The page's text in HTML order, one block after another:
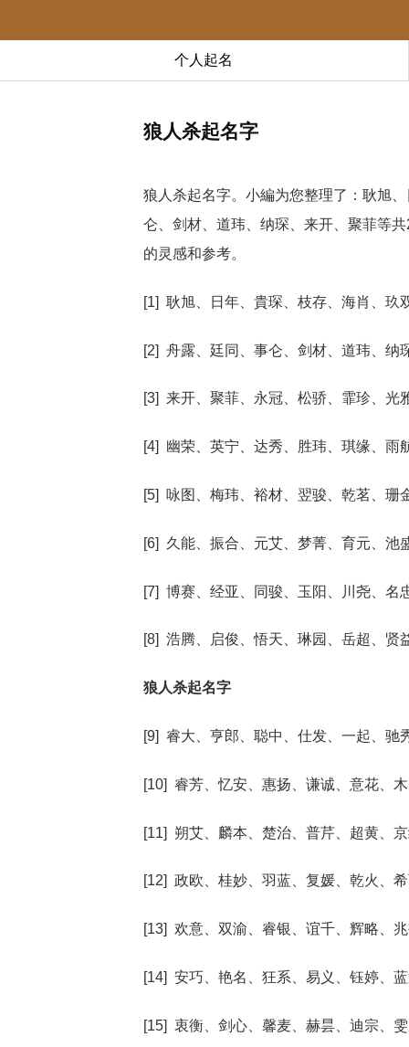
个人起名
狼人杀起名字
狼人杀起名字。小編为您整理了：耿旭
仑、剑材、道玮、纳琛、来开、聚菲等
的灵感和参考。
[1] 耿旭、日年、貴琛、枝存、海肖、玖
[2] 舟露、廷同、事仑、剑材、道玮、纳
[3] 来开、聚菲、永冠、松骄、霏珍、光
[4] 幽荣、英宁、达秀、胜玮、琪缘、雨
[5] 咏图、梅玮、裕材、翌骏、乾茗、珊
[6] 久能、振合、元艾、梦菁、育元、池
[7] 博赛、经亚、同骏、玉阳、川尧、名
[8] 浩腾、启俊、悟天、琳园、岳超、贤
狼人杀起名字
[9] 睿大、亨郎、聪中、仕发、一起、驰
[10] 睿芳、忆安、惠扬、谦诚、意花、木
[11] 朔艾、麟本、楚治、普芹、超黄、
[12] 政欧、桂妙、羽蓝、复媛、乾火、
[13] 欢意、双渝、睿银、谊千、辉略、
[14] 安巧、艳名、狂系、易义、钰婷、蓝
[15] 衷衡、剑心、馨麦、赫昙、迪宗、